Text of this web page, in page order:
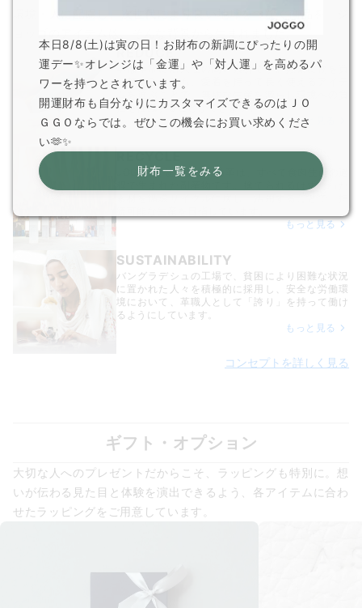
環境・人に配慮し、次世代により良い地球をつなぐ商品を。ジ
そんな背景から生まれました。
REDUCE
革は非常に耐久性の高い素材です。頻繁に物を買
い替えるよりも、愛着を持って長く使えるアイテ
ムを選ぶことで、無駄な生産を減らし環境への負
担を軽減することができます。
もっと見る
RECYCLE
JOGGOで使用している革は、すべて食肉生産の過
程で生まれた副産物です。捨てられるはずだった
もっと見る
SUSTAINABILITY
バングラデシュの工場で、貧困により困難な状況
に置かれた人々を積極的に採用し、安全な労働環
境において、革職人として「誇り」を持って働け
るようにしています。
もっと見る
コンセプトを詳しく見る
ギフト・オプション
大切な人へのプレゼントだからこそ、ラッピングも特別に。想
いが伝わる見た目と体験を演出できるよう、各アイテムに合わ
せたラッピングをご用意しています。
本日8/8(土)は寅の日！お財布の新調にぴったりの開
運デー✨オレンジは「金運」や「対人運」を高めるパ
ワーを持つとされています。
開運財布も自分なりにカスタマイズできるのはＪＯ
ＧＧＯならでは。ぜひこの機会にお買い求めくださ
い🫶✨
財布一覧をみる